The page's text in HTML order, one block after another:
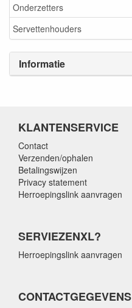
Onderzetters
Servettenhouders
Informatie
KLANTENSERVICE
Contact
Verzenden/ophalen
Betalingswijzen
Privacy statement
Herroepingslink aanvragen
SERVIEZENXL?
Herroepingslink aanvragen
CONTACTGEGEVENS